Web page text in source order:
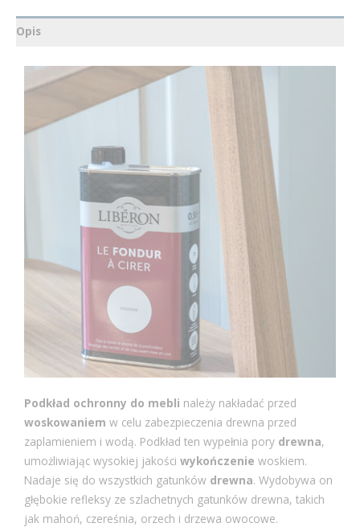
Opis
Podkład ochronny do mebli należy nakładać przed
woskowaniem w celu zabezpieczenia drewna przed
zaplamieniem i wodą. Podkład ten wypełnia pory drewna,
umożliwiając wysokiej jakości wykończenie woskiem.
Nadaje się do wszystkich gatunków drewna. Wydobywa on
głębokie refleksy ze szlachetnych gatunków drewna, takich
jak mahoń, czereśnia, orzech i drzewa owocowe.